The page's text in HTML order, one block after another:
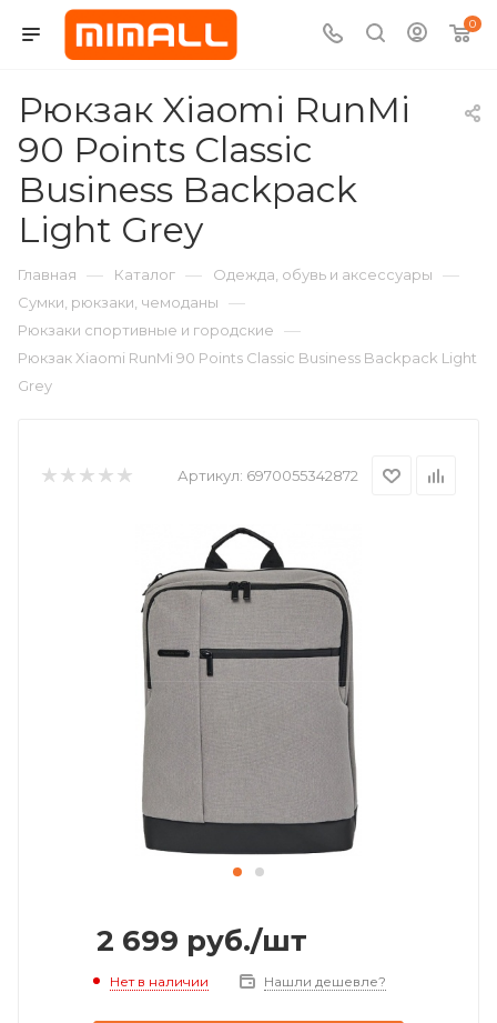
0
Рюкзак Xiaomi RunMi
90 Points Classic
Business Backpack
Light Grey
Главная — Каталог — Одежда, обувь и аксессуары —
Сумки, рюкзаки, чемоданы —
Рюкзаки спортивные и городские —
Рюкзак Xiaomi RunMi 90 Points Classic Business Backpack Light
Grey
Артикул: 6970055342872
2 699 руб./шт
Нет в наличии Нашли дешевле?